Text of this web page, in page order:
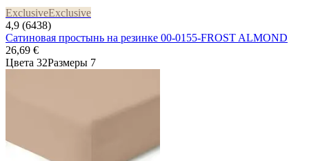
ExclusiveExclusive
4,9 (6438)
Сатиновая простынь на резинке 00-0155-FROST ALMOND
26,69 €
Цвета 32Размеры 7